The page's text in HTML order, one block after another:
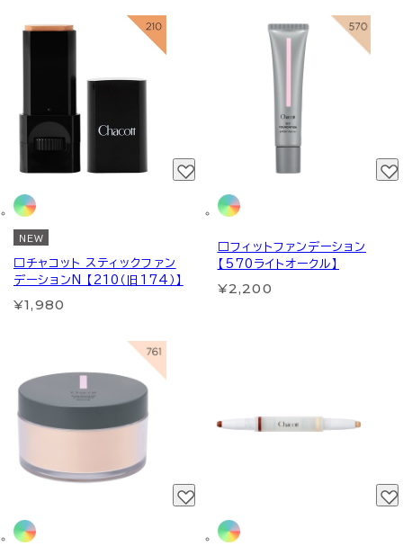
NEW
□チャコット スティックファン
デーションN 【210（旧174）】
¥1,980
□フィットファンデーション
【570ライトオークル】
¥2,200